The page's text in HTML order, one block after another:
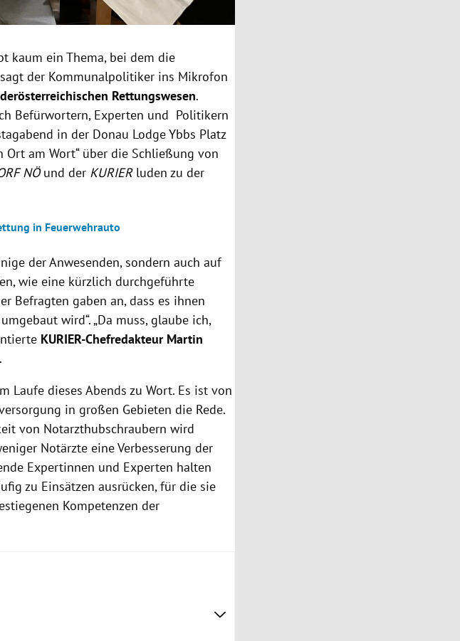
kaum ein Thema, bei dem die
der Kommunalpolitiker ins Mikrofon
Rettungswesen.
Befürwortern, Experten und Politikern
in der Donau Lodge Ybbs Platz
Ort am Wort“ über die Schließung von
NÖund der KURIERluden zu der
in Feuerwehrauto
der Anwesenden, sondern auch auf
wie eine kürzlich durchgeführte
Befragten gaben an, dass es ihnen
wird“. „Da muss, glaube ich,
KURIER-Chefredakteur Martin
Laufe dieses Abends zu Wort. Es ist von
in großen Gebieten die Rede.
von Notarzthubschraubern wird
Notärzte eine Verbesserung der
Expertinnen und Experten halten
zu Einsätzen ausrücken, für die sie
Kompetenzen der